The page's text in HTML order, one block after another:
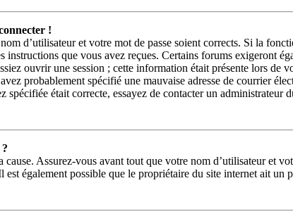
!
d’utilisateur et votre mot de passe soient corrects. Si la
instructions que vous avez reçues. Certains forums exigeront
ouvrir une session ; cette information était présente lors
probablement spécifié une mauvaise adresse de courrier
spécifiée était correcte, essayez de contacter un administrateur
cause. Assurez-vous avant tout que votre nom d’utilisateur et
est également possible que le propriétaire du site internet ait